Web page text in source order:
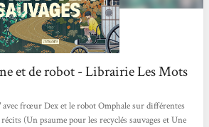
et de robot - Librairie Les Mots
frœur Dex et le robot Omphale sur différentes
(Un psaume pour les recyclés sauvages et Une